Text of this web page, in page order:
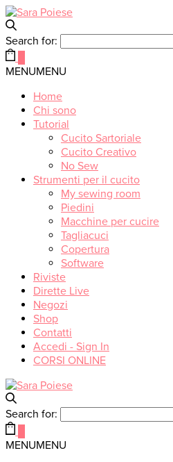
Search for:
MENUMENU
Home
Chi sono
Tutorial
Cucito Sartoriale
Cucito Creativo
No Sew
Strumenti per il cucito
My sewing room
Piedini
Macchine per cucire
Tagliacuci
Copertura
Software
Riviste
Dirette Live
Negozi
Shop
Contatti
Accedi - Sign In
CORSI ONLINE
Search for:
MENUMENU